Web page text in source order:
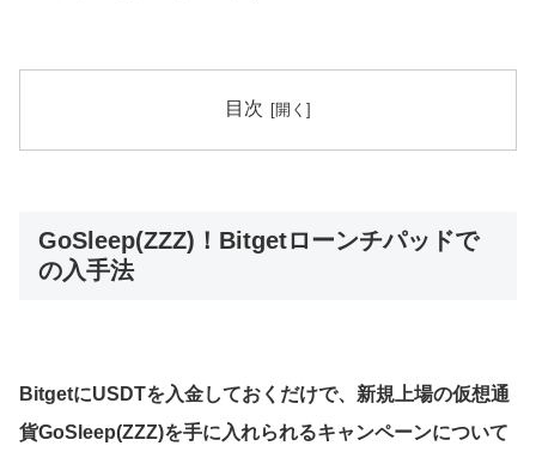
目次
GoSleep(ZZZ)！Bitgetローンチパッドで
の入手法
BitgetにUSDTを入金しておくだけで、新規上場の仮想通
貨GoSleep(ZZZ)を手に入れられるキャンペーンについて